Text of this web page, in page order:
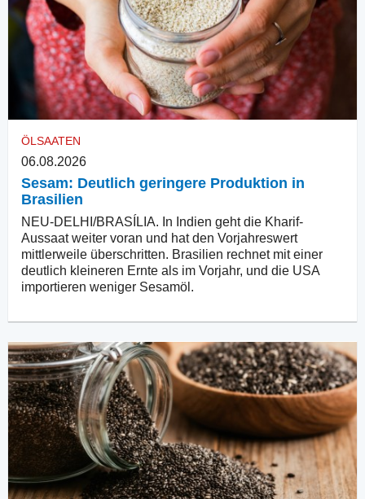
ÖLSAATEN
06.08.2026
Sesam: Deutlich geringere Produktion in
Brasilien
NEU-DELHI/BRASÍLIA. In Indien geht die Kharif-
Aussaat weiter voran und hat den Vorjahreswert
mittlerweile überschritten. Brasilien rechnet mit einer
deutlich kleineren Ernte als im Vorjahr, und die USA
importieren weniger Sesamöl.